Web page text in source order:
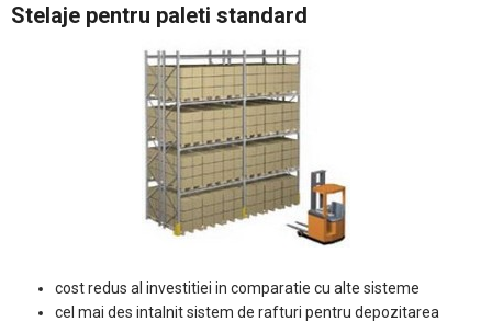
Stelaje pentru paleti standard
cost redus al investitiei in comparatie cu alte sisteme
cel mai des intalnit sistem de rafturi pentru depozitarea